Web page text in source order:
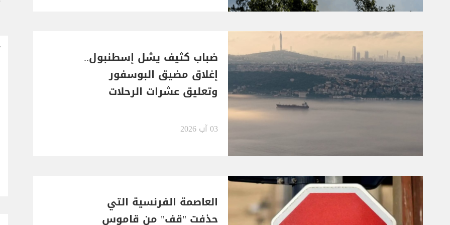
ضباب كثيف يشل إسطنبول..
إغلاق مضيق البوسفور
وتعليق عشرات الرحلات
03 آب 2026
العاصمة الفرنسية التي
حذفت "قف" من قاموس